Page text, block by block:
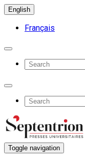
English
Français
Toggle navigation